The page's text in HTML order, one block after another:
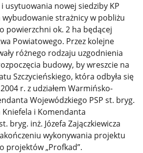
usytuowania nowej siedziby KP
wybudowanie strażnicy w pobliżu
powierzchni ok. 2 ha będącej
Powiatowego. Przez kolejne
różnego rodzaju uzgodnienia
budowy, by wreszcie na
Szczycieńskiego, która odbyła się
r. z udziałem Warmińsko-
Wojewódzkiego PSP st. bryg.
i Komendanta
bryg. inż. Józefa Zajączkiewicza
wykonywania projektu
projektów „Profkad”.